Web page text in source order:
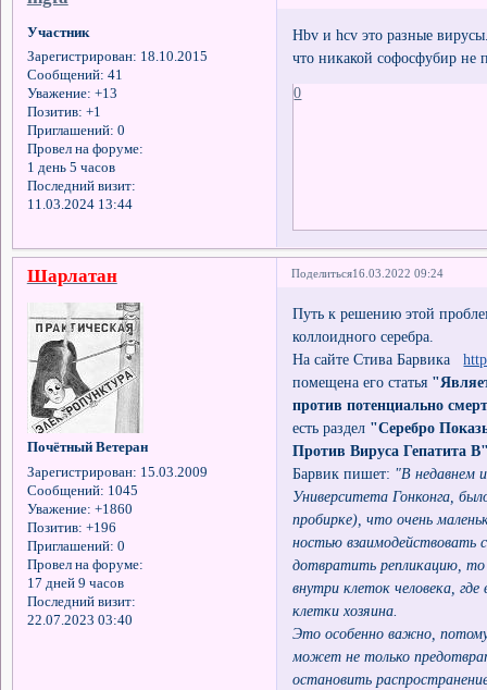
Участник
Зарегистрирован: 18.10.2015
Сообщений: 41
Уважение: +13
Позитив: +1
Приглашений: 0
Провел на форуме:
1 день 5 часов
Последний визит:
11.03.2024 13:44
Нbv и hcv это разные
что никакой софосфубир не
0
Поделиться16.03.2022 09:24
Шарлатан
Почётный Ветеран
Зарегистрирован: 15.03.2009
Сообщений: 1045
Уважение: +1860
Позитив: +196
Приглашений: 0
Провел на форуме:
17 дней 9 часов
Последний визит:
22.07.2023 03:40
Путь к решению этой
коллоидного серебра.
На сайте Стива Барвика
помещена его статья
против потенциально
есть раздел "Серебро
Против Вируса Гепатита
Барвик пишет: "В недавнем
Университета Гонконга,
пробирке), что очень
ностью
дотвратить репликацию, то
внутри клеток человека,
клетки хозяина.
Это особенно важно,
может не только
остановить